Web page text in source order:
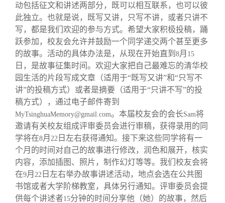
动包括征文和讲述两部分，既可以相互联系，也可以彼
此独立。也就是说，既写又讲，只写不讲，或者只讲不
写，都是我们欢迎的参与方式。希望大家积极投稿，踊
跃参加，校友会允许并鼓励一个同学递交两个甚至更多
的故事。活动的具体办法是，从现在开始直到 8月 15
日，是故事征集时间。欢迎大家把自己最难忘的清华校
园生活的片段写成文章（适用于“既写又讲”和“只写不
讲”的投稿方式）或者是摘要（适用于“只讲不写”的投
稿方式），通过电子邮件寄到
MyTsinghuaMemory@gmail.com。本届校友会的会长Sam将
邀请有关校友组成评审委员会进行审稿，获得录用的同
学将在8月 22 日左右获得通知。接下来这些同学将有一
个月的时间对自己的故事进行修改，润色和展开，核实
内容，添加插图、照片，制作幻灯等等。我们校友会将
在9月 22 日左右举办故事讲述活动，地点会选在公共图
书馆或者大学阶梯教室，具体另行通知。评审委员会提
供每个讲述者15分钟的时间分享他（她）的故事，然后